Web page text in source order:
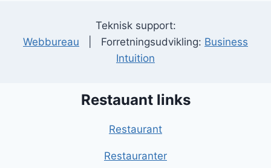
Teknisk support:
Webbureau | Forretningsudvikling: Business
Intuition
Restauant links
Restaurant
Restauranter